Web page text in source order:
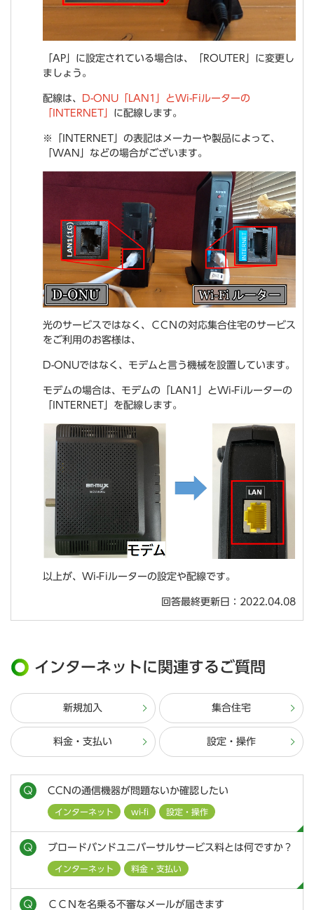
「AP」に設定されている場合は、「ROUTER」に変更し
ましょう。
配線は、
D-ONU「LAN1」とWi-Fiルーターの
「INTERNET」 に配線します。
※「INTERNET」の表記はメーカーや製品によって、
「WAN」などの場合がございます。
光のサービスではなく、ＣCＮの対応集合住宅のサービス
をご利用のお客様は、
D-ONUではなく、モデムと言う機械を設置しています。
モデムの場合は、モデムの「LAN1」とWi-Fiルーターの
「INTERNET」を配線します。
以上が、Wi-Fiルーターの設定や配線です。
回答最終更新日：2022.04.08
インターネットに関連するご質問
新規加入 集合住宅
料金・支払い 設定・操作
CCNの通信機器が問題ないか確認したい
インターネット wi-fi 設定・操作
ブロードバンドユニバーサルサービス料とは何ですか？
インターネット 料金・支払い
ＣＣＮを名乗る不審なメールが届きます